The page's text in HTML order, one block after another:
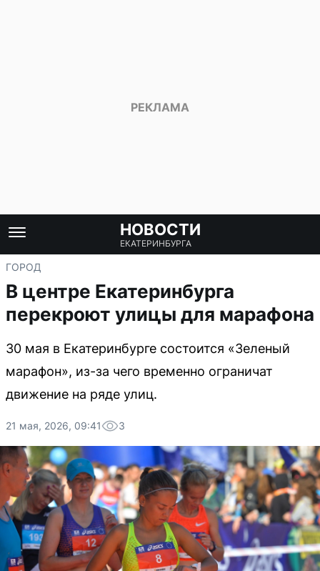
НОВОСТИ
ЕКАТЕРИНБУРГА
ГОРОД
В центре Екатеринбурга
перекроют улицы для марафона
30 мая в Екатеринбурге состоится «Зеленый
марафон», из-за чего временно ограничат
движение на ряде улиц.
21 мая, 2026, 09:41 3